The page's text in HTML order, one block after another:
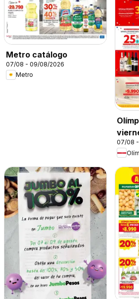
Metro catálogo
07/08 - 09/08/2026
Metro
07/08